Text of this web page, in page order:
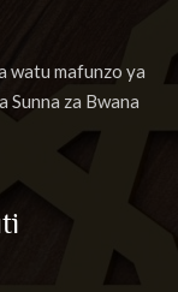
watu mafunzo ya
Sunna za Bwana